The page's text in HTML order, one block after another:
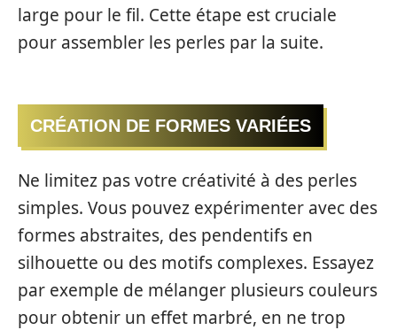
large pour le fil. Cette étape est cruciale
pour assembler les perles par la suite.
CRÉATION DE FORMES VARIÉES
Ne limitez pas votre créativité à des perles
simples. Vous pouvez expérimenter avec des
formes abstraites, des pendentifs en
silhouette ou des motifs complexes. Essayez
par exemple de mélanger plusieurs couleurs
pour obtenir un effet marbré, en ne trop